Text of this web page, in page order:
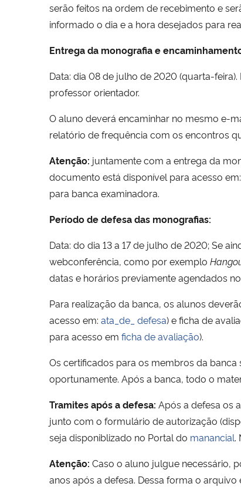
serão feitos na ordem de recebimento e
informado o dia e a hora desejados para
Entrega da monografia e
Data: dia 08 de julho de 2020 (quarta-
professor orientador.
O aluno deverá encaminhar no mesmo e-
relatório de frequência com os encontros
Atenção: juntamente com a entrega da
documento está disponível para acesso em:
para banca examinadora.
Período de defesa das monografias:
Data: do dia 13 a 17 de julho de 2020; Se
webconferência, como por exemplo
datas e horários previamente agendados
Para realização da banca, os alunos
acesso em: ata_de_ defesa) e ficha de
para acesso em ficha de avaliação).
Os certificados para os membros da
oportunamente. Após a banca, todo o
Tramites após a defesa: Após a defesa os
junto com o formulário de autorização
seja disponiblizado no Portal do manancial.
Atenção: Caso o aluno julgue necessário,
anos após a defesa. Dessa forma o